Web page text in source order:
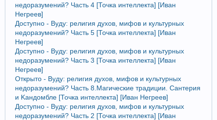
недоразумений? Часть 4 [Точка интеллекта] [Иван
Негреев]
Доступно - Вуду: религия духов, мифов и культурных
недоразумений? Часть 5 [Точка интеллекта] [Иван
Негреев]
Доступно - Вуду: религия духов, мифов и культурных
недоразумений? Часть 3 [Точка интеллекта] [Иван
Негреев]
Открыто - Вуду: религия духов, мифов и культурных
недоразумений? Часть 8.Магические традиции. Сантерия
и Kaндoмблe [Точка интеллекта] [Иван Негреев]
Доступно - Вуду: религия духов, мифов и культурных
недоразумений? Часть 2 [Точка интеллекта] [Иван